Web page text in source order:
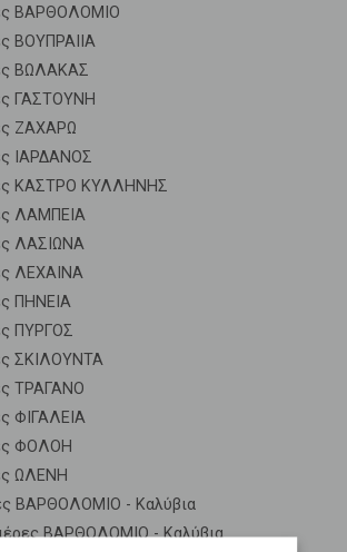
ΒΑΡΘΟΛΟΜΙΟ
ΒΟΥΠΡΑΙΙΑ
ΒΩΛΑΚΑΣ
ΓΑΣΤΟΥΝΗ
ΖΑΧΑΡΩ
ΙΑΡΔΑΝΟΣ
ΚΑΣΤΡΟ ΚΥΛΛΗΝΗΣ
ΛΑΜΠΕΙΑ
ΛΑΣΙΩΝΑ
ΛΕΧΑΙΝΑ
ΠΗΝΕΙΑ
ΠΥΡΓΟΣ
ΣΚΙΛΟΥΝΤΑ
ΤΡΑΓΑΝΟ
ΦΙΓΑΛΕΙΑ
ΦΟΛΟΗ
ΩΛΕΝΗ
ΒΑΡΘΟΛΟΜΙΟ - Καλύβια
ΒΑΡΘΟΛΟΜΙΟ - Καλύβια